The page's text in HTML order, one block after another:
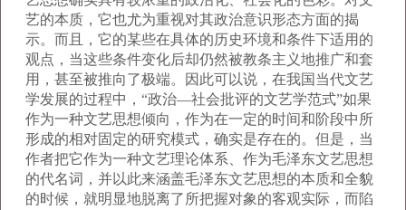
艺的本质，它也尤为重视对其政治意识形态方面的揭
示。而且，它的某些在具体的历史环境和条件下适用的
观点，当这些条件变化后却仍然被教条主义地推广和套
用，甚至被推向了极端。因此可以说，在我国当代文艺
学发展的过程中，“政治—社会批评的文艺学范式”如果
作为一种文艺思想倾向，作为在一定的时间和阶段中所
形成的相对固定的研究模式，确实是存在的。但是，当
作者把它作为一种文艺理论体系、作为毛泽东文艺思想
的代名词，并以此来涵盖毛泽东文艺思想的本质和全貌
的时候，就明显地脱离了所把握对象的客观实际，而陷